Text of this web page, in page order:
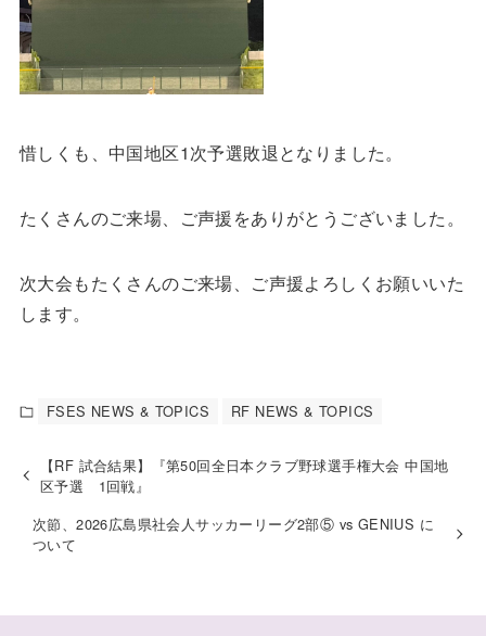
惜しくも、中国地区1次予選敗退となりました。
たくさんのご来場、ご声援をありがとうございました。
次大会もたくさんのご来場、ご声援よろしくお願いいた
します。
FSES NEWS & TOPICS RF NEWS & TOPICS
【RF 試合結果】『第50回全日本クラブ野球選手権大会 中国地
区予選 1回戦』
次節、2026広島県社会人サッカーリーグ2部⑤ vs GENIUS に
ついて